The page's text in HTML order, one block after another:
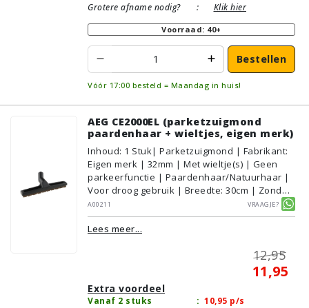
Grotere afname nodig?
: Klik hier
Voorraad: 40+
Bestellen
Vóór 17:00 besteld = Maandag in huis!
AEG CE2000EL (parketzuigmond
paardenhaar + wieltjes, eigen merk)
Inhoud: 1 Stuk| Parketzuigmond | Fabrikant:
Eigen merk | 32mm | Met wieltje(s) | Geen
parkeerfunctie | Paardenhaar/Natuurhaar |
Voor droog gebruik | Breedte: 30cm | Zonder
verlichting | Zonder kliksysteem | Zwart |
Alternatief | Geschikt voor vloertype:
Plavuizen/Tegels, Parket/Laminaat, PVC/Vinyl
A00211 Vraagje?
Lees meer...
12,95
11,95
Extra voordeel
Vanaf 2 stuks : 10,95 p/s